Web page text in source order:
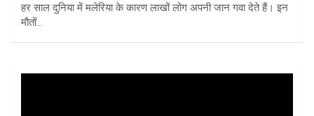
हर साल दुनिया में मलेरिया के कारण लाखों लोग अपनी जान गवा देते हैं। इन
मौतों…